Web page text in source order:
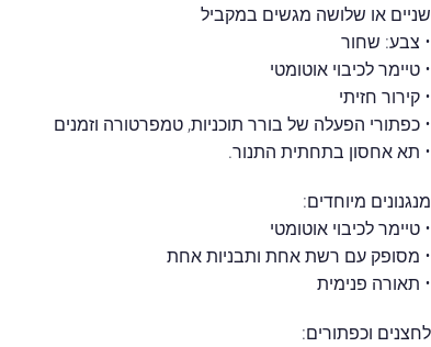
שניים או שלושה מגשים במקביל
• צבע: שחור
• טיימר לכיבוי אוטומטי
• קירור חזיתי
• כפתורי הפעלה של בורר תוכניות, טמפרטורה וזמנים
• תא אחסון בתחתית התנור.
מנגנונים מיוחדים:
• טיימר לכיבוי אוטומטי
• מסופק עם רשת אחת ותבניות אחת
• תאורה פנימית
לחצנים וכפתורים: